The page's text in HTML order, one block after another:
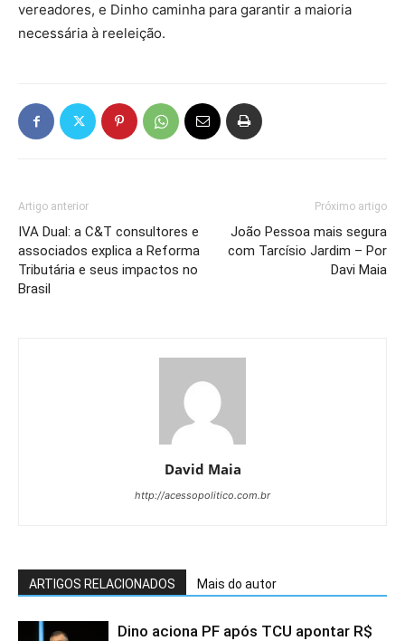
vereadores, e Dinho caminha para garantir a maioria
necessária à reeleição.
Artigo anterior
IVA Dual: a C&T consultores e
associados explica a Reforma
Tributária e seus impactos no
Brasil
Próximo artigo
João Pessoa mais segura
com Tarcísio Jardim – Por
Davi Maia
David Maia
http://acessopolitico.com.br
ARTIGOS RELACIONADOS Mais do autor
Dino aciona PF após TCU apontar R$